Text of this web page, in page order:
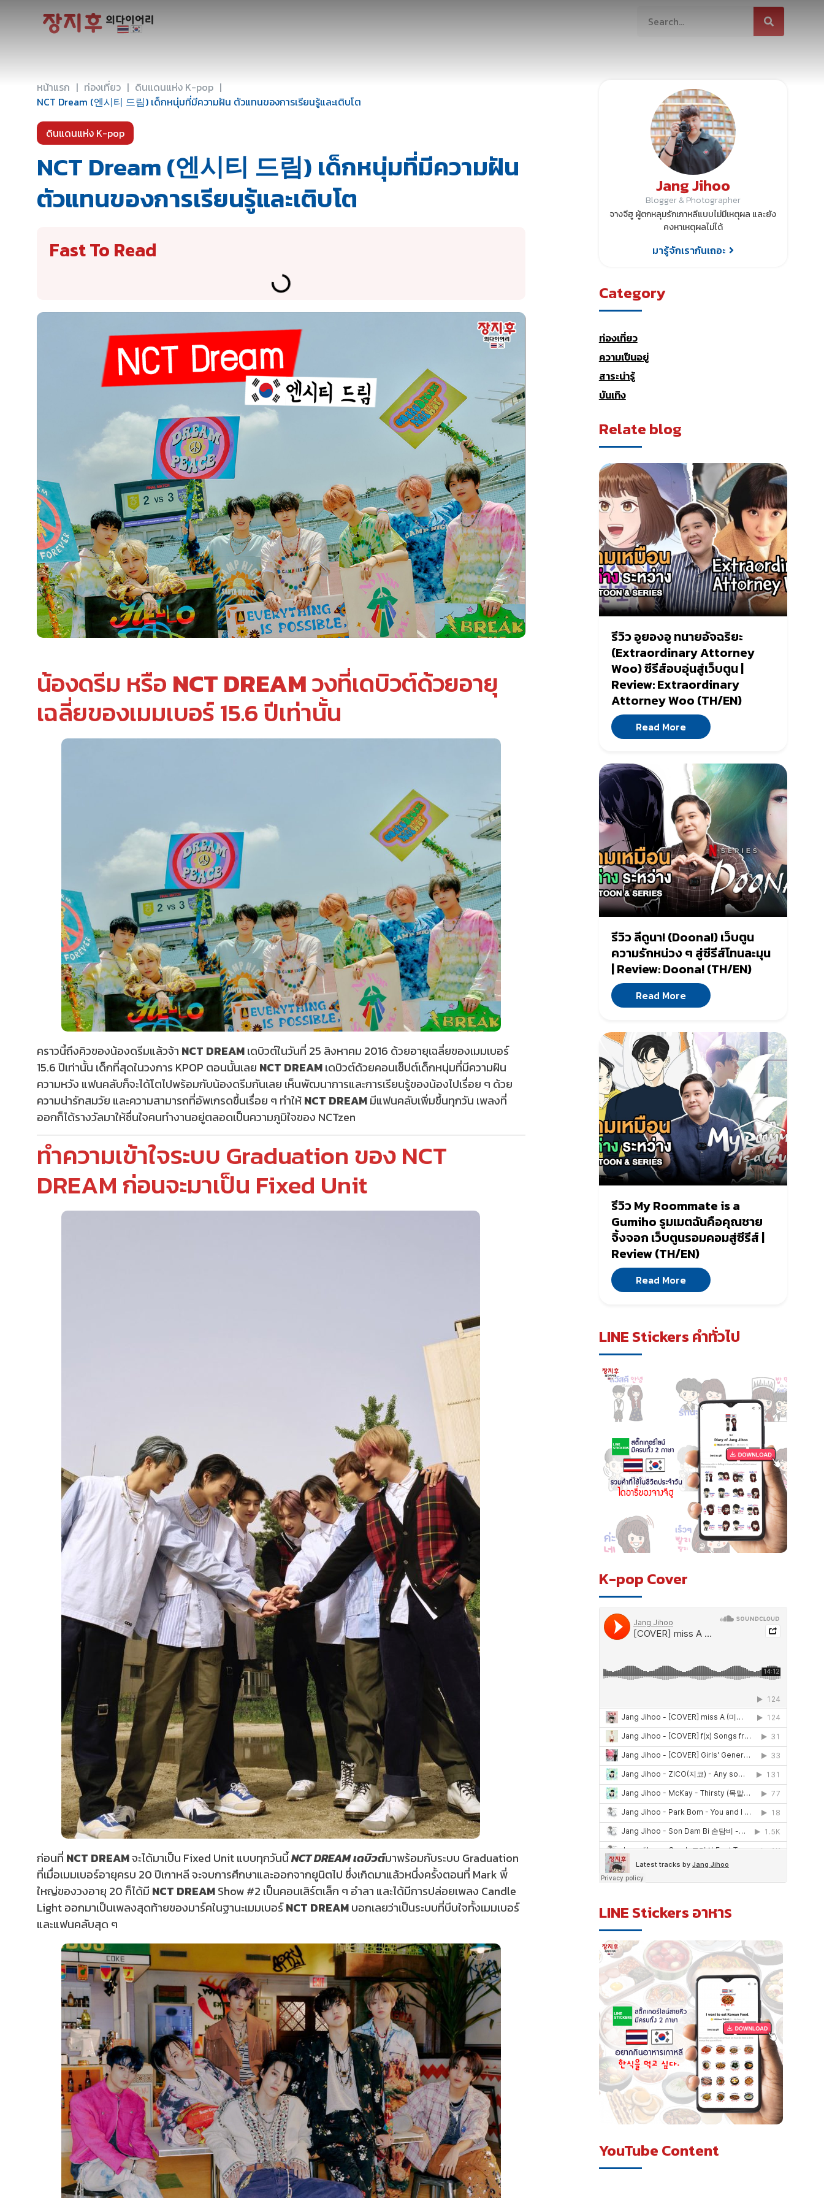
หน้าแรก | ท่องเที่ยว | ดินแดนแห่ง K-pop |
NCT Dream (엔시티 드림) เด็กหนุ่มที่มีความฝัน ตัวแทนของการเรียนรู้และเติบโต
ดินแดนแห่ง K-pop
NCT Dream (엔시티 드림) เด็กหนุ่มที่มีความฝัน
ตัวแทนของการเรียนรู้และเติบโต
Fast To Read
น้องดรีม หรือ NCT DREAMวงที่เดบิวต์ด้วยอายุ
เฉลี่ยของเมมเบอร์ 15.6 ปีเท่านั้น
คราวนี้ถึงคิวของน้องดรีมแล้วจ้า NCT DREAMเดบิวต์ในวันที่ 25 สิงหาคม 2016 ด้วยอายุเฉลี่ยของเมมเบอร์
15.6 ปีเท่านั้น เด็กที่สุดในวงการ KPOP ตอนนั้นเลย NCT DREAMเดบิวต์ด้วยคอนเซ็ปต์เด็กหนุ่มที่มีความฝัน
ความหวัง แฟนคลับก็จะได้โตไปพร้อมกับน้องดรีมกันเลย เห็นพัฒนาการและการเรียนรู้ของน้องไปเรื่อย ๆ ด้วย
ความน่ารักสมวัย และความสามารถที่อัพเกรดขึ้นเรื่อย ๆ ทำให้NCT DREAMมีแฟนคลับเพิ่มขึ้นทุกวัน เพลงที่
ออกก็ได้รางวัลมาให้ชื่นใจคนทำงานอยู่ตลอดเป็นความภูมิใจของ NCTzen
ทำความเข้าใจระบบ Graduation ของ NCT
DREAM ก่อนจะมาเป็น Fixed Unit
ก่อนที่ NCT DREAMจะได้มาเป็น Fixed Unit แบบทุกวันนี้NCT DREAM เดบิวต์มาพร้อมกับระบบ Graduation
ที่เมื่อเมมเบอร์อายุครบ 20 ปีเกาหลี จะจบการศึกษาและออกจากยูนิตไป ซึ่งเกิดมาแล้วหนึ่งครั้งตอนที่ Mark พี่
ใหญ่ของวงอายุ 20 ก็ได้มี NCT DREAMShow #2 เป็นคอนเสิร์ตเล็ก ๆ อำลา และได้มีการปล่อยเพลง Candle
Light ออกมาเป็นเพลงสุดท้ายของมาร์คในฐานะเมมเบอร์NCT DREAMบอกเลยว่าเป็นระบบที่บีบใจทั้งเมมเบอร์
และแฟนคลับสุด ๆ
Jang Jihoo
Blogger & Photographer
จางจีฮู ผู้ตกหลุมรักเกาหลีแบบไม่มีเหตุผล และยัง
คงหาเหตุผลไม่ได้
มารู้จักเรากันเถอะ
Category
ท่องเที่ยว
ความเป็นอยู่
สาระน่ารู้
บันเทิง
Relate blog
รีวิว อูยองอู ทนายอัจฉริยะ
(Extraordinary Attorney
Woo) ซีรีส์อบอุ่นสู่เว็บตูน |
Review: Extraordinary
Attorney Woo (TH/EN)
Read More
รีวิว ลีดูนา! (Doona!) เว็บตูน
ความรักหน่วง ๆ สู่ซีรีส์โทนละมุน
| Review: Doona! (TH/EN)
Read More
รีวิว My Roommate is a
Gumiho รูมเมตฉันคือคุณชาย
จิ้งจอก เว็บตูนรอมคอมสู่ซีรีส์ |
Review (TH/EN)
Read More
LINE Stickers คำทั่วไป
K-pop Cover
LINE Stickers อาหาร
YouTube Content